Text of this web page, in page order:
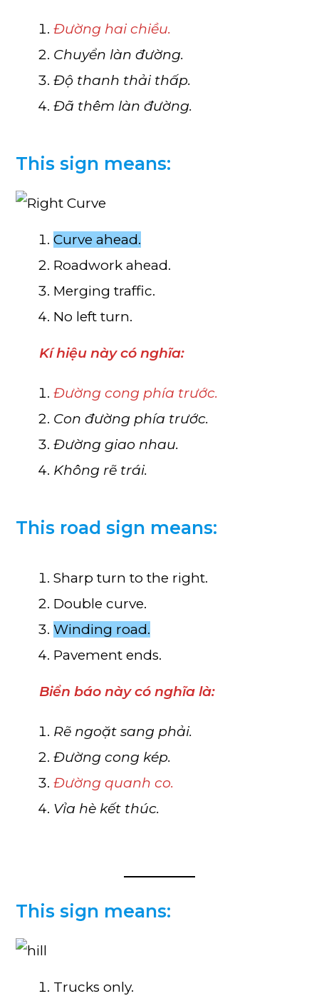
Đường hai chiều.
Chuyển làn đường.
Độ thanh thải thấp.
Đã thêm làn đường.
This sign means:
Curve ahead.
Roadwork ahead.
Merging traffic.
No left turn.
Kí hiệu này có nghĩa:
Đường cong phía trước.
Con đường phía trước.
Đường giao nhau.
Không rẽ trái.
This road sign means:
Sharp turn to the right.
Double curve.
Winding road.
Pavement ends.
Biển báo này có nghĩa là:
Rẽ ngoặt sang phải.
Đường cong kép.
Đường quanh co.
Vỉa hè kết thúc.
This sign means:
Trucks only.